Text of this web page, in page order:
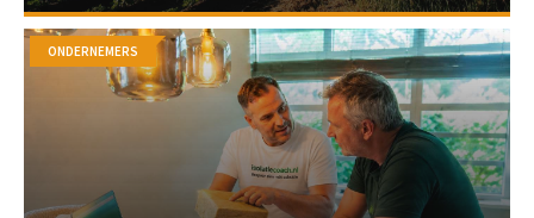
ONDERNEMERS